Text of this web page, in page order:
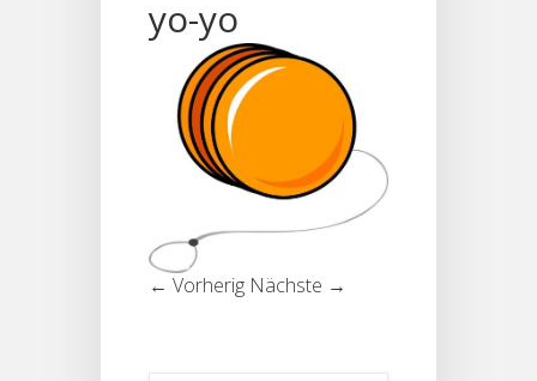
yo-yo
← Vorherig Nächste →